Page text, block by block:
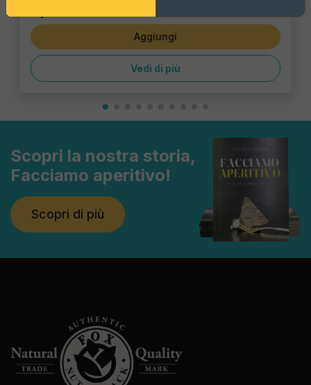
Aggiungi
Vedi di più
Scopri la nostra storia,
Facciamo aperitivo!
Scopri di più